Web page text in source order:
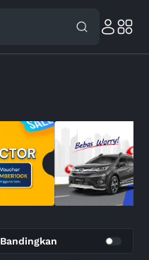
Bandingkan